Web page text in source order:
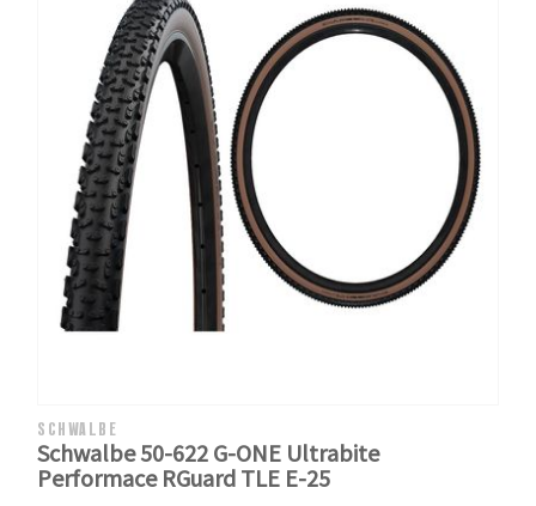
SCHWALBE
Schwalbe 50-622 G-ONE Ultrabite
Performace RGuard TLE E-25